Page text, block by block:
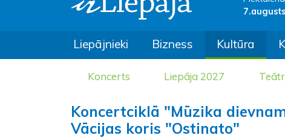
7.augusts
Liepājnieki Bizness Kultūra
Koncerts Liepāja 2027
Koncertciklā "Mūzika
Vācijas koris "Ostinato"